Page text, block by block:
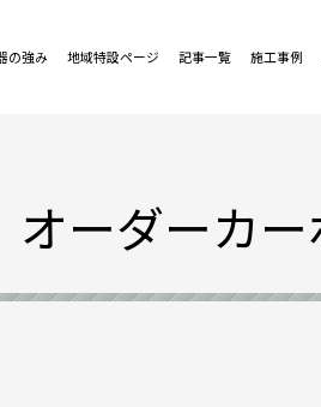
の強み 地域特設ページ 記事一覧 施工事例
ーダーカー